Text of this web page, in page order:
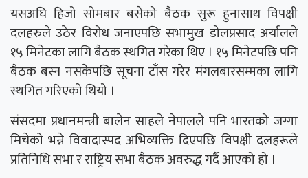
यसअघि हिजो सोमबार बसेको बैठक सुरू हुनासाथ विपक्षी
दलहरुले उठेर विरोध जनाएपछि सभामुख डोलप्रसाद अर्यालले
१५ मिनेटका लागि बैठक स्थगित गरेका थिए । १५ मिनेटपछि पनि
बैठक बस्न नसकेपछि सूचना टाँस गरेर मंगलबारसम्मका लागि
स्थगित गरिएको थियो ।
संसदमा प्रधानमन्त्री बालेन साहले नेपालले पनि भारतको जग्गा
मिचेको भन्ने विवादास्पद अभिव्यक्ति दिएपछि विपक्षी दलहरूले
प्रतिनिधि सभा र राष्ट्रिय सभा बैठक अवरुद्ध गर्दै आएको हो ।